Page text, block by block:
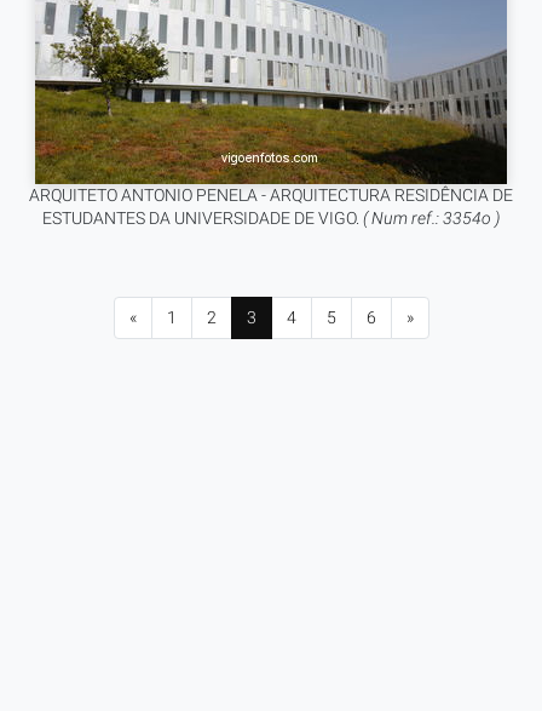
ARQUITETO ANTONIO PENELA - ARQUITECTURA RESIDÊNCIA DE
ESTUDANTES DA UNIVERSIDADE DE VIGO. ( Num ref.: 3354o )
« 1 2 3 4 5 6 »